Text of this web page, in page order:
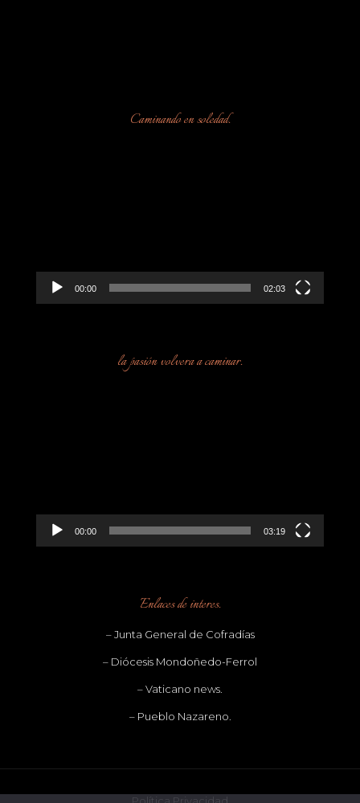
Caminando en soledad.
00:00 02:03
la pasión volvera a caminar.
00:00 03:19
Enlaces de interes.
– Junta General de Cofradías
– Diócesis Mondoñedo-Ferrol
– Vaticano news.
– Pueblo Nazareno.
Política Privacidad